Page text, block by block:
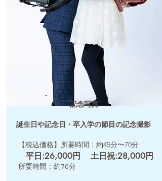
記念写真
​誕生日や記念日・卒入学の節目の記念撮影
【税込価格】所要時間：約45分〜70分
平日:26,000円 土日祝:28,000円
所要時間：約70分